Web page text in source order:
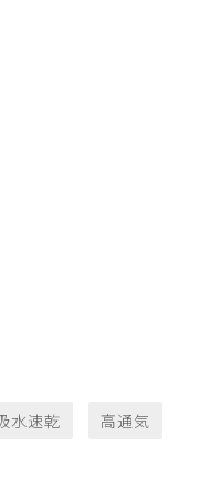
水速乾 高通気